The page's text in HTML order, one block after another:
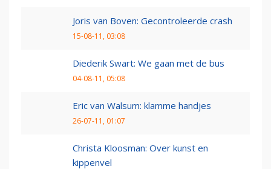
Joris van Boven: Gecontroleerde crash
15-08-11, 03:08
Diederik Swart: We gaan met de bus
04-08-11, 05:08
Eric van Walsum: klamme handjes
26-07-11, 01:07
Christa Kloosman: Over kunst en
kippenvel